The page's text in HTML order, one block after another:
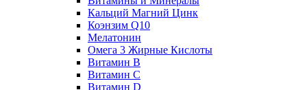
Кальций Магний Цинк
Коэнзим Q10
Мелатонин
Омега 3 Жирные Кислоты
Витамин B
Витамин C
Витамин D